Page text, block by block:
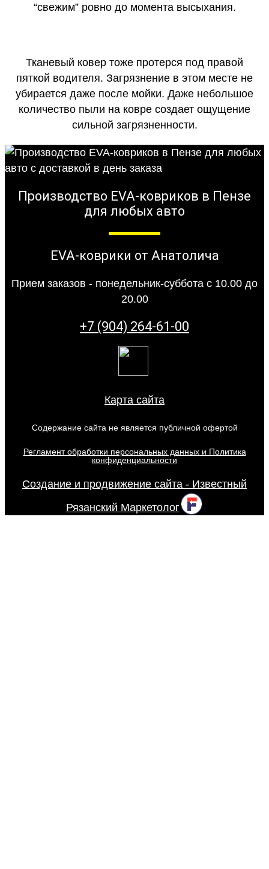
“свежим” ровно до момента высыхания.
Тканевый ковер тоже протерся под правой
пяткой водителя. Загрязнение в этом месте не
убирается даже после мойки. Даже небольшое
количество пыли на ковре создает ощущение
сильной загрязненности.
Производство EVA-ковриков в Пензе
для любых авто
EVA-коврики от Анатолича
Прием заказов - понедельник-суббота с 10.00 до
20.00
+7 (904) 264-61-00
Карта сайта
Содержание сайта не является публичной офертой
Регламент обработки персональных данных и Политика
конфиденциальности
Создание и продвижение сайта - Известный
Рязанский Маркетолог